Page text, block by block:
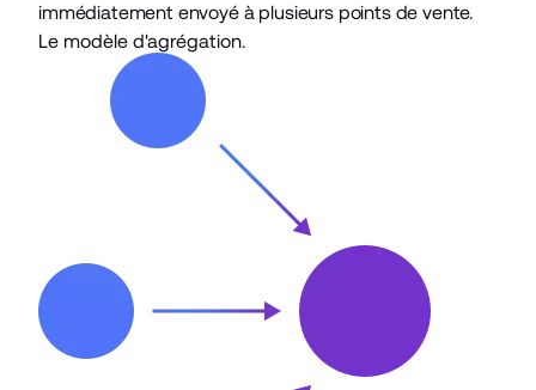
immédiatement envoyé à plusieurs points de vente.
Le modèle d'agrégation.